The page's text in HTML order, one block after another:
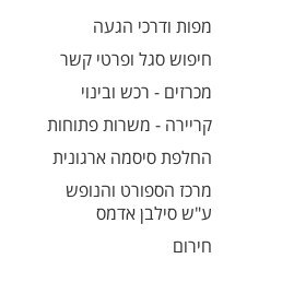
מפות ודרכי הגעה
חיפוש סגל ופרטי קשר
מכרזים - רכש ובינוי
קריירה - משרות פתוחות
החלפת סיסמה ארגונית
מרכז הספורט והנופש
ע"ש סילבן אדמס
חירום